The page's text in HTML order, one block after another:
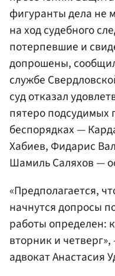
фигуранты дела не
на ход судебного
потерпевшие и
допрошены,
службе
суд отказал
пятеро подсудимых
беспорядках —
Хабиев, Фидарис
Шамиль Саляхов —
«Предполагается,
начнутся допросы
работы определен:
вторник и четверг»,
адвокат Анастасия